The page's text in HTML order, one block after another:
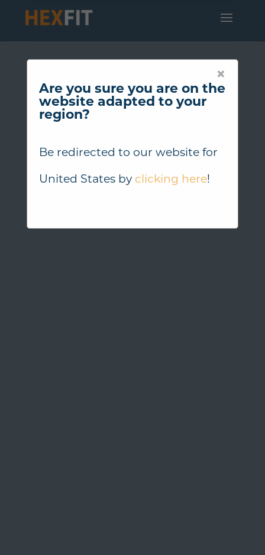
×
Are you sure you are on the
website adapted to your
region?
Be redirected to our website for
United Statesby clicking here!